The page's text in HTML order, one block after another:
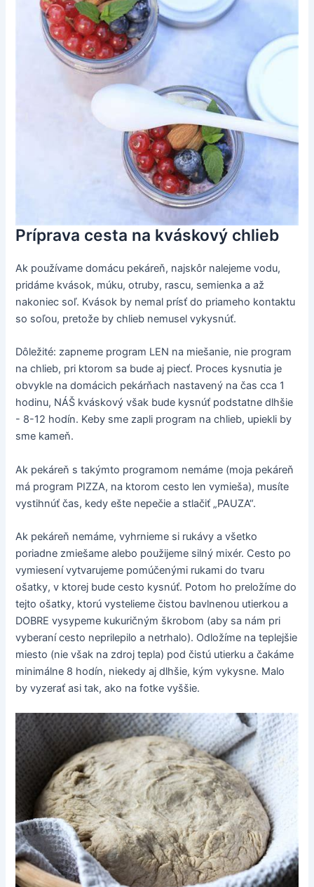
Príprava cesta na kváskový chlieb
Ak používame domácu pekáreň, najskôr nalejeme vodu,
pridáme kvások, múku, otruby, rascu, semienka a až
nakoniec soľ. Kvások by nemal prísť do priameho kontaktu
so soľou, pretože by chlieb nemusel vykysnúť.
Dôležité: zapneme program LEN na miešanie, nie program
na chlieb, pri ktorom sa bude aj piecť. Proces kysnutia je
obvykle na domácich pekárňach nastavený na čas cca 1
hodinu, NÁŠ kváskový však bude kysnúť podstatne dlhšie
- 8-12 hodín. Keby sme zapli program na chlieb, upiekli by
sme kameň.
Ak pekáreň s takýmto programom nemáme (moja pekáreň
má program PIZZA, na ktorom cesto len vymieša), musíte
vystihnúť čas, kedy ešte nepečie a stlačiť „PAUZA“.
Ak pekáreň nemáme, vyhrnieme si rukávy a všetko
poriadne zmiešame alebo použijeme silný mixér. Cesto po
vymiesení vytvarujeme pomúčenými rukami do tvaru
ošatky, v ktorej bude cesto kysnúť. Potom ho preložíme do
tejto ošatky, ktorú vystelieme čistou bavlnenou utierkou a
DOBRE vysypeme kukuričným škrobom (aby sa nám pri
vyberaní cesto neprilepilo a netrhalo). Odložíme na teplejšie
miesto (nie však na zdroj tepla) pod čistú utierku a čakáme
minimálne 8 hodín, niekedy aj dlhšie, kým vykysne. Malo
by vyzerať asi tak, ako na fotke vyššie.